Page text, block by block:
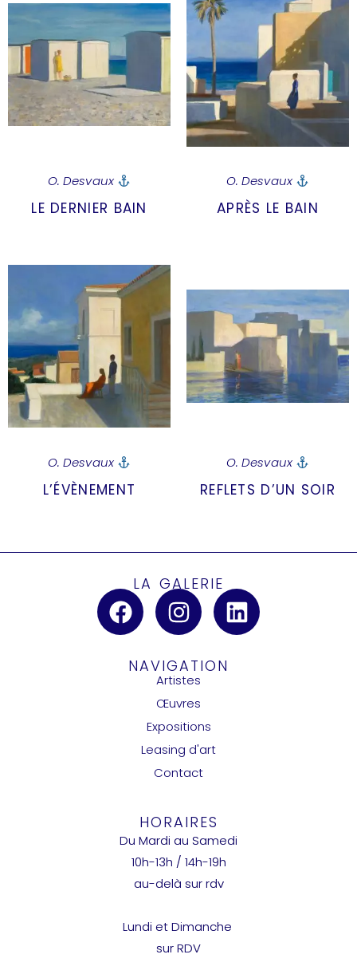
O. Desvaux
LE DERNIER BAIN
O. Desvaux
APRÈS LE BAIN
O. Desvaux
L’ÉVÈNEMENT
O. Desvaux
REFLETS D’UN SOIR
LA GALERIE
NAVIGATION
Artistes
Œuvres
Expositions
Leasing d'art
Contact
HORAIRES
Du Mardi au Samedi
10h-13h / 14h-19h
au-delà sur rdv
Lundi et Dimanche
sur RDV